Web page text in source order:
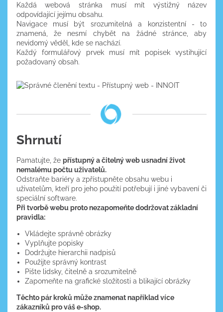
Každá webová stránka musí mít výstižný název
odpovídající jejímu obsahu.
Navigace musí být srozumitelná a konzistentní - to
znamená, že nesmí chybět na žádné stránce, aby
nevidomý věděl, kde se nachází.
Každý formulářový prvek musí mít popisek vystihující
požadovaný obsah.
Shrnutí
Pamatujte, že přístupný a čitelný web usnadní život
nemalému počtu uživatelů.
Odstraňte bariéry a zpřístupněte obsahu webu i
uživatelům, kteří pro jeho použití potřebují i jiné vybavení či
speciální software.
Při tvorbě webu proto nezapomeňte dodržovat základní
pravidla:
Vkládejte správně obrázky
Vyplňujte popisky
Dodržujte hierarchii nadpisů
Použijte správný kontrast
Pište lidsky, čitelně a srozumitelně
Zapomeňte na grafické složitosti a blikající obrázky
Těchto pár kroků může znamenat například více
zákazníků pro váš e-shop.